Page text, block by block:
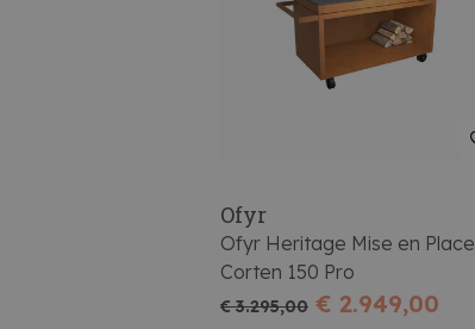
Ofyr
Ofyr Heritage Mise en Place
Corten 150 Pro
€ 3.295,00 € 2.949,00